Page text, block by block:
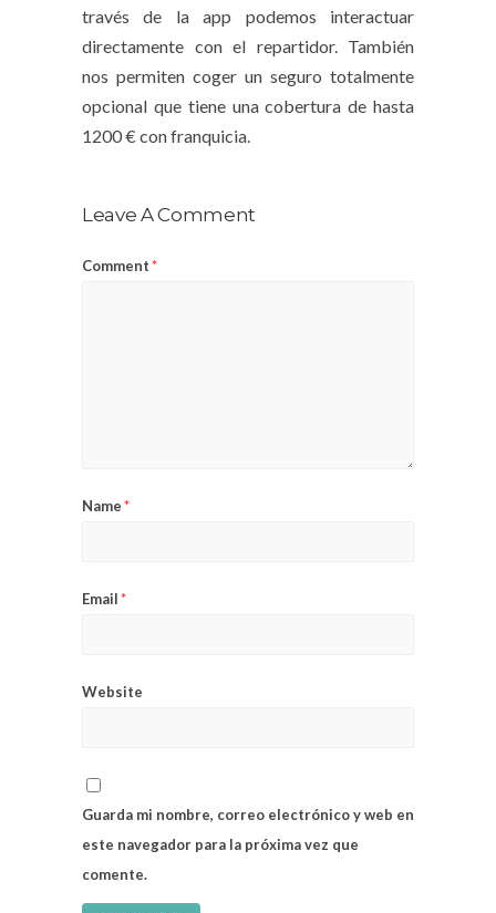
través de la app podemos interactuar
directamente con el repartidor. También
nos permiten coger un seguro totalmente
opcional que tiene una cobertura de hasta
1200 € con franquicia.
Leave A Comment
Comment*
Name*
Email*
Website
Guarda mi nombre, correo electrónico y web en
este navegador para la próxima vez que
comente.